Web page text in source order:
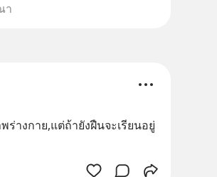
า
ร่างกาย,แต่ถ้ายังฝืนจะเรียนอยู่